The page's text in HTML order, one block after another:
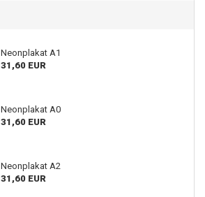
Neonplakat A1
31,60 EUR
Neonplakat A0
31,60 EUR
Neonplakat A2
31,60 EUR